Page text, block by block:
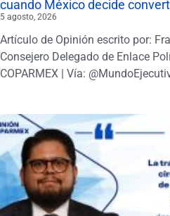
cuando México decide
5 agosto, 2026
Artículo de Opinión escrito por:
Consejero Delegado de Enlace
COPARMEX | Vía: